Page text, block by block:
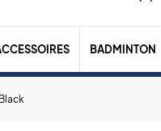
BADMINTON